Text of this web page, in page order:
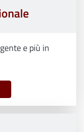
e più in